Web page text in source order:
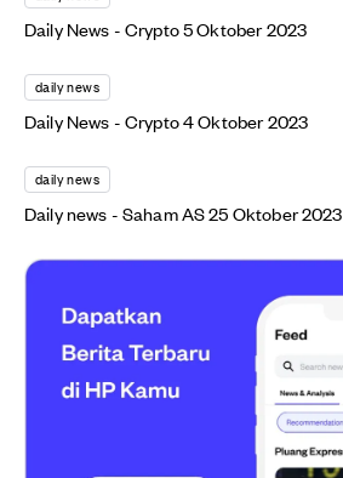
Daily News - Crypto 5 Oktober 2023
daily news
Daily News - Crypto 4 Oktober 2023
daily news
Daily news - Saham AS 25 Oktober 2023